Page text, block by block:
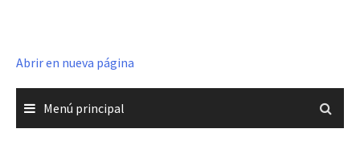
Abrir en nueva página
Menú principal